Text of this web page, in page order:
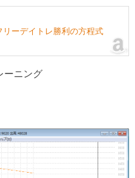
ーデイトレ勝利の方程式
ーニング